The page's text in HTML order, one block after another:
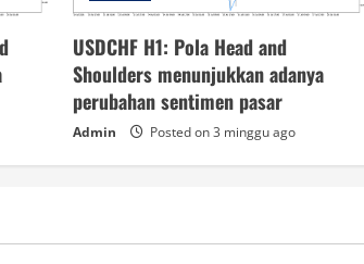
USDCHF H1: Pola Head and
Shoulders menunjukkan adanya
perubahan sentimen pasar
Admin Posted on 3 minggu ago